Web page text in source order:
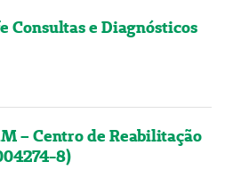
Consultas e Diagnósticos
– Centro de Reabilitação
8)